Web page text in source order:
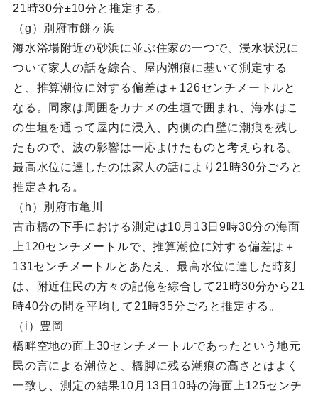
21時30分±10分と推定する。
（g）別府市餅ヶ浜
海水浴場附近の砂浜に並ぶ住家の一つで、浸水状況に
ついて家人の話を綜合、屋内潮痕に基いて測定する
と、推算潮位に対する偏差は＋126センチメートルと
なる。同家は周囲をカナメの生垣で囲まれ、海水はこ
の生垣を通って屋内に浸入、内側の白壁に潮痕を残し
たもので、波の影響は一応よけたものと考えられる。
最高水位に達したのは家人の話により21時30分ごろと
推定される。
（h）別府市亀川
古市橋の下手における測定は10月13日9時30分の海面
上120センチメートルで、推算潮位に対する偏差は＋
131センチメートルとあたえ、最高水位に達した時刻
は、附近住民の方々の記億を綜合して21時30分から21
時40分の間を平均して21時35分ごろと推定する。
（i）豊岡
橋畔空地の面上30センチメートルであったという地元
民の言による潮位と、橋脚に残る潮痕の高さとはよく
一致し、測定の結果10月13日10時の海面上125センチ